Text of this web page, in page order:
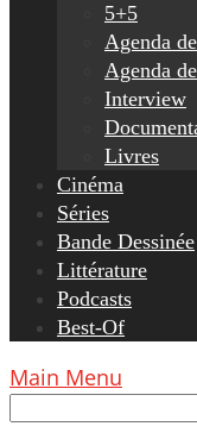
5+5
Agenda
Agenda
Interview
Livres
Cinéma
Séries
Bande Dessinée
Littérature
Podcasts
Best-Of
Main Menu